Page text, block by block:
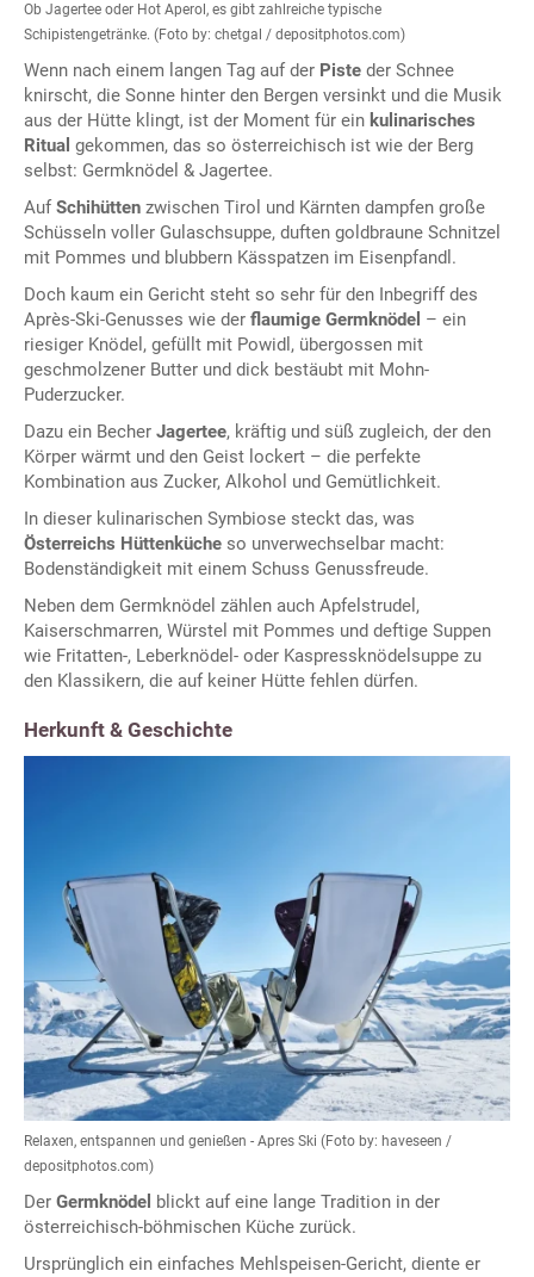
Ob Jagertee oder Hot Aperol, es gibt zahlreiche typische
Schipistengetränke. (Foto by: chetgal / depositphotos.com)
Wenn nach einem langen Tag auf der Piste der Schnee
knirscht, die Sonne hinter den Bergen versinkt und die Musik
aus der Hütte klingt, ist der Moment für ein kulinarisches
Ritual gekommen, das so österreichisch ist wie der Berg
selbst: Germknödel & Jagertee.
Auf Schihütten zwischen Tirol und Kärnten dampfen große
Schüsseln voller Gulaschsuppe, duften goldbraune Schnitzel
mit Pommes und blubbern Kässpatzen im Eisenpfandl.
Doch kaum ein Gericht steht so sehr für den Inbegriff des
Après-Ski-Genusses wie der flaumige Germknödel – ein
riesiger Knödel, gefüllt mit Powidl, übergossen mit
geschmolzener Butter und dick bestäubt mit Mohn-
Puderzucker.
Dazu ein Becher Jagertee, kräftig und süß zugleich, der den
Körper wärmt und den Geist lockert – die perfekte
Kombination aus Zucker, Alkohol und Gemütlichkeit.
In dieser kulinarischen Symbiose steckt das, was
Österreichs Hüttenküche so unverwechselbar macht:
Bodenständigkeit mit einem Schuss Genussfreude.
Neben dem Germknödel zählen auch Apfelstrudel,
Kaiserschmarren, Würstel mit Pommes und deftige Suppen
wie Fritatten-, Leberknödel- oder Kaspressknödelsuppe zu
den Klassikern, die auf keiner Hütte fehlen dürfen.
Herkunft & Geschichte
Relaxen, entspannen und genießen - Apres Ski (Foto by: haveseen /
depositphotos.com)
Der Germknödel blickt auf eine lange Tradition in der
österreichisch-böhmischen Küche zurück.
Ursprünglich ein einfaches Mehlspeisen-Gericht, diente er